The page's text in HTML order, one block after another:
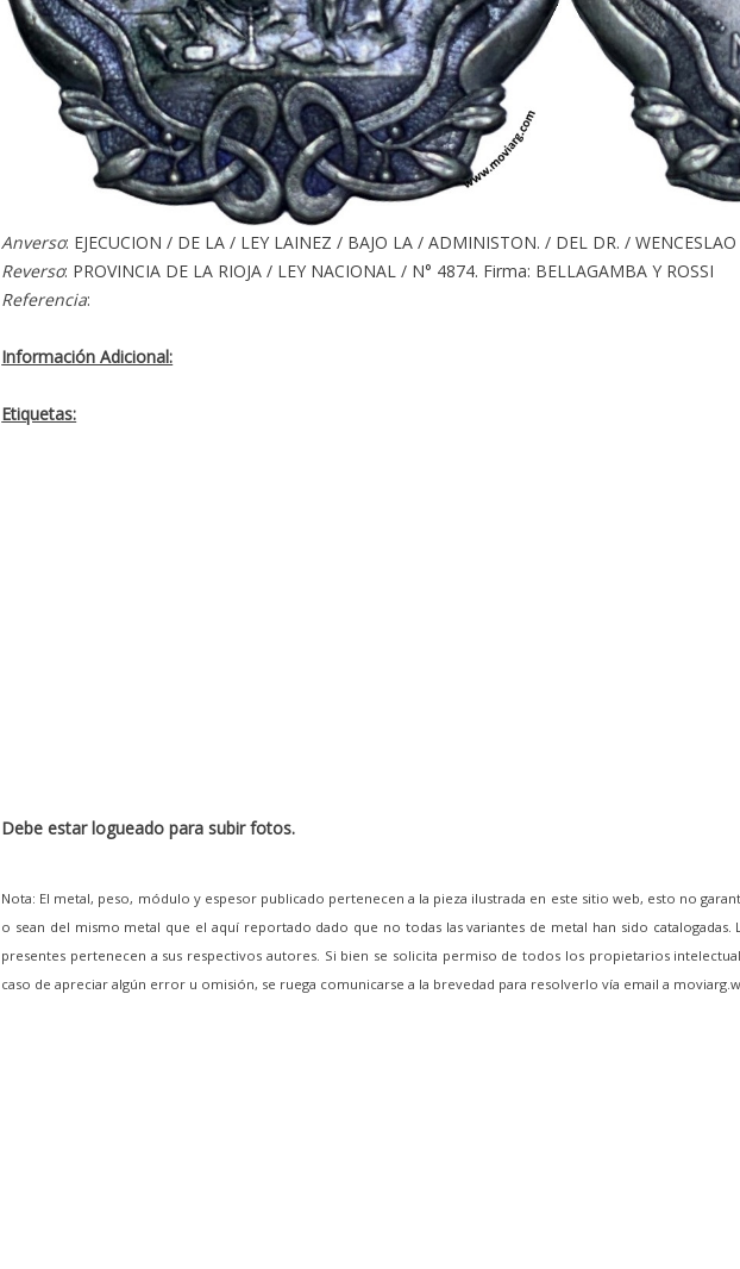
Anverso: EJECUCION / DE LA / LEY LAINEZ / BAJO LA / ADMINISTON. / DEL DR. /
Reverso: PROVINCIA DE LA RIOJA / LEY NACIONAL / N° 4874. Firma: BELLAGAMBA Y ROSSI
Referencia:
Información Adicional:
Etiquetas:
Debe estar logueado para subir fotos.
Nota: El metal, peso, módulo y espesor publicado pertenecen a la pieza ilustrada en este sitio web, esto no
o sean del mismo metal que el aquí reportado dado que no todas las variantes de metal han sido
presentes pertenecen a sus respectivos autores. Si bien se solicita permiso de todos los propietarios
caso de apreciar algún error u omisión, se ruega comunicarse a la brevedad para resolverlo vía email a